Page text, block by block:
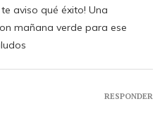
aviso qué éxito! Una
mañana verde para ese
RESPONDER